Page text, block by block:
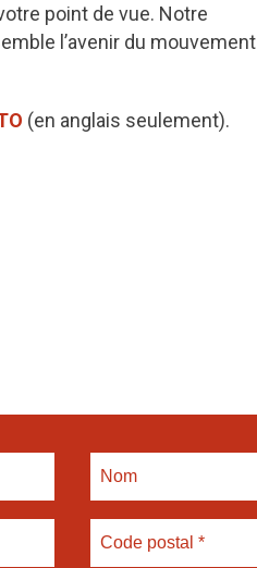
point de vue. Notre
l’avenir du mouvement
(en anglais seulement).